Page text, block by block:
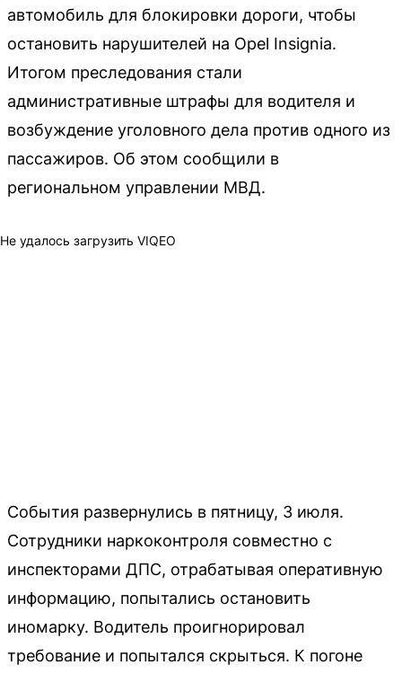
автомобиль для блокировки дороги, чтобы
остановить нарушителей на Opel Insignia.
Итогом преследования стали
административные штрафы для водителя и
возбуждение уголовного дела против одного из
пассажиров. Об этом сообщили в
региональном управлении МВД.
Не удалось загрузить VIQEO
События развернулись в пятницу, 3 июля.
Сотрудники наркоконтроля совместно с
инспекторами ДПС, отрабатывая оперативную
информацию, попытались остановить
иномарку. Водитель проигнорировал
требование и попытался скрыться. К погоне